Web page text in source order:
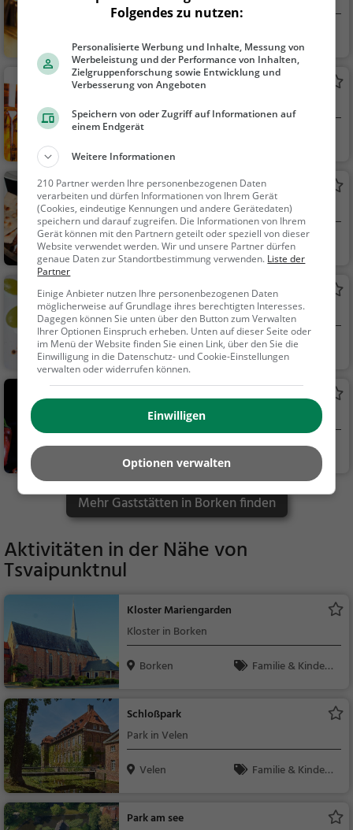
acks / Getränke
Klatsch
tränke, Cocktails, Abe
ndessen, Mittagessen
Restaurant Am alten Rathaus
Kroatisches Restaurant in Borken
Borken
Restaurant, Kroat
isch, Balkanisch, Oste
Eiscafé Venezia
Eiscafé / Eisdiele in Borken
Borken
Eiscafé / Eisdiele,
Café, Eisdiele, Kaffee /
Kuchen, Frühstück, G
ebäck / Teigwaren
Welcome
Asiatisches Restaurant in Borken
Borken
Restaurant, Chine
sisch, Asiatisch, Aben
dessen, Mittagessen,
Vegetarisch
Mehr Gaststätten in Borken finden
Aktivitäten in der Nähe von
Tsvaipunktnul
Kloster Mariengarden
Kloster in Borken
Borken
Familie & Kinder,
Schloßpark
Park in Velen
Velen
Familie & Kinder,
Park am see
Folgendes zu nutzen:
Personalisierte Werbung und Inhalte, Messung von
Werbeleistung und der Performance von Inhalten,
Zielgruppenforschung sowie Entwicklung und
Verbesserung von Angeboten
Speichern von oder Zugriff auf Informationen auf
einem Endgerät
Weitere Informationen
210 Partner werden Ihre personenbezogenen Daten
verarbeiten und dürfen Informationen von Ihrem Gerät
(Cookies, eindeutige Kennungen und andere Gerätedaten)
speichern und darauf zugreifen. Die Informationen von Ihrem
Gerät können mit den Partnern geteilt oder speziell von dieser
Website verwendet werden. Wir und unsere Partner dürfen
genaue Daten zur Standortbestimmung verwenden. Liste der
Partner
Einige Anbieter nutzen Ihre personenbezogenen Daten
möglicherweise auf Grundlage ihres berechtigten Interesses.
Dagegen können Sie unten über den Button zum Verwalten
Ihrer Optionen Einspruch erheben. Unten auf dieser Seite oder
im Menü der Website finden Sie einen Link, über den Sie die
Einwilligung in die Datenschutz- und Cookie-Einstellungen
verwalten oder widerrufen können.
Einwilligen
Optionen verwalten